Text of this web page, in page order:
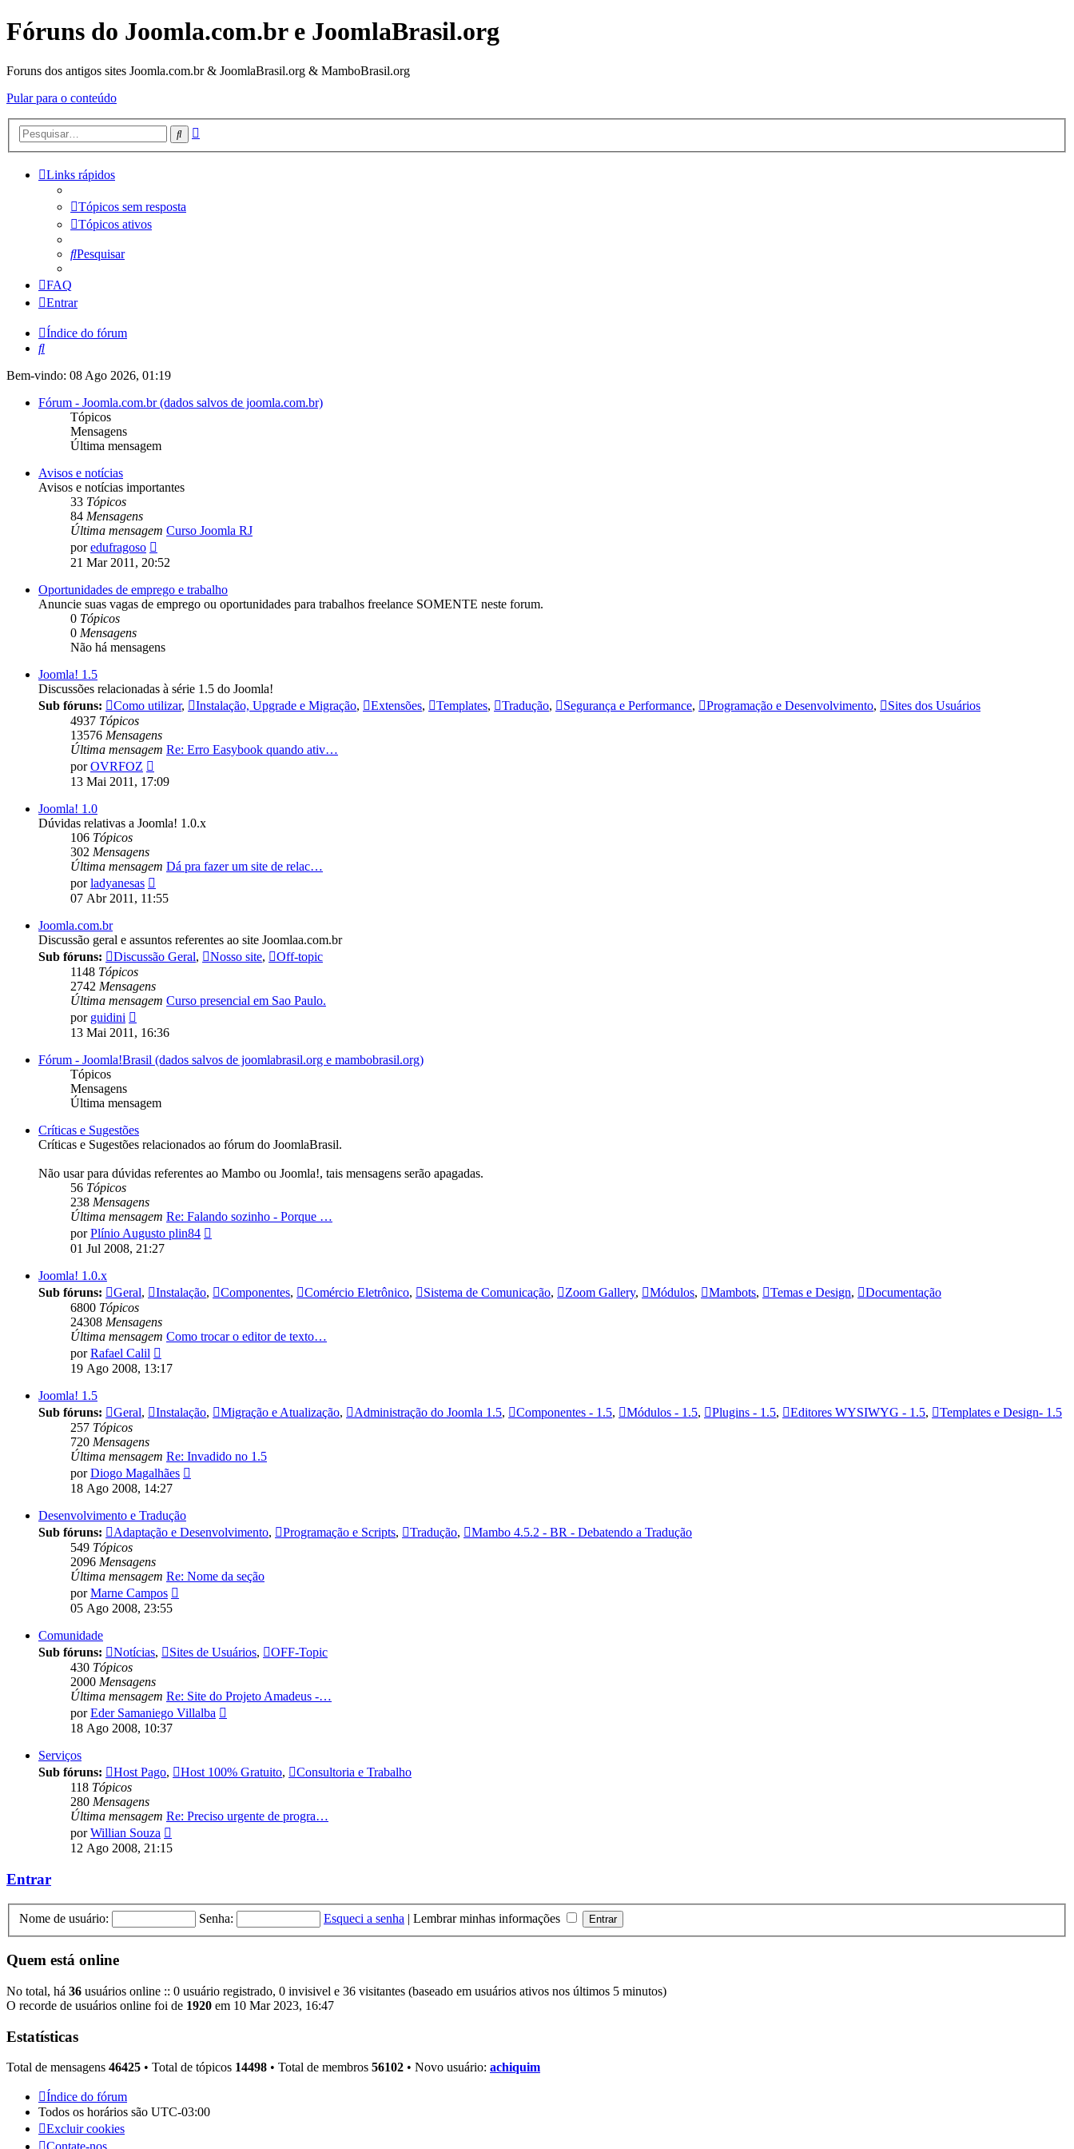
Fóruns do Joomla.com.br e JoomlaBrasil.org
Foruns dos antigos sites Joomla.com.br & JoomlaBrasil.org & MamboBrasil.org
Pular para o conteúdo
Pesquisar
Links rápidos
Tópicos sem resposta
Tópicos ativos
Pesquisar
FAQ
Entrar
Índice do fórum
Pesquisar
Bem-vindo: 08 Ago 2026, 01:19
Fórum - Joomla.com.br (dados salvos de joomla.com.br)
Tópicos
Mensagens
Última mensagem
Avisos e notícias
Avisos e notícias importantes
33 Tópicos
84 Mensagens
Última mensagem Curso Joomla RJ
poredufragoso
última
21 Mar 2011, 20:52
Oportunidades de emprego e trabalho
Anuncie suas vagas de emprego ou oportunidades para trabalhos freelance SOMENTE neste forum.
0 Tópicos
0 Mensagens
Não há mensagens
Joomla! 1.5
Discussões relacionadas à série 1.5 do Joomla!
Sub fóruns:
Como utilizar, Instalação, Upgrade e Migração, Extensões, Templates, Tradução, Segurança e Performance, Programação e Desenvolvimento,
Sites dos Usuários
4937 Tópicos
13576 Mensagens
Última mensagem Re: Erro Easybook quando ativ…
porOVRFOZ
última
13 Mai 2011, 17:09
Joomla! 1.0
Dúvidas relativas a Joomla! 1.0.x
106 Tópicos
302 Mensagens
Última mensagem Dá pra fazer um site de relac…
porladyanesas
última
07 Abr 2011, 11:55
Joomla.com.br
Discussão geral e assuntos referentes ao site Joomlaa.com.br
Sub fóruns:
Discussão Geral, Nosso site,
Off-topic
1148 Tópicos
2742 Mensagens
Última mensagem Curso presencial em Sao Paulo.
por guidini
última
13 Mai 2011, 16:36
Fórum - Joomla!Brasil (dados salvos de joomlabrasil.org e mambobrasil.org)
Tópicos
Mensagens
Última mensagem
Críticas e Sugestões
Críticas e Sugestões relacionados ao fórum do JoomlaBrasil.
Não usar para dúvidas referentes ao Mambo ou Joomla!, tais mensagens serão apagadas.
56 Tópicos
238 Mensagens
Última mensagem Re: Falando sozinho - Porque …
porPlínio Augusto plin84
01 Jul 2008, 21:27
Joomla! 1.0.x
Sub fóruns:
Geral, Instalação, Componentes, Comércio Eletrônico, Sistema de Comunicação, Zoom Gallery, Módulos, Mambots, Temas e Design,
Documentação
6800 Tópicos
24308 Mensagens
Última mensagem Como trocar o editor de texto…
porRafael Calil
última
19 Ago 2008, 13:17
Joomla! 1.5
Sub fóruns:
Geral, Instalação, Migração e Atualização, Administração do Joomla 1.5, Componentes - 1.5, Módulos - 1.5, Plugins - 1.5, Editores WYSIWYG - 1.5,
Templates e Design- 1.5
257 Tópicos
720 Mensagens
Última mensagem Re: Invadido no 1.5
porDiogo Magalhães
18 Ago 2008, 14:27
Desenvolvimento e Tradução
Sub fóruns:
Adaptação e Desenvolvimento, Programação e Scripts, Tradução,
Mambo 4.5.2 - BR - Debatendo a Tradução
549 Tópicos
2096 Mensagens
Última mensagem Re: Nome da seção
porMarne Campos
05 Ago 2008, 23:55
Comunidade
Sub fóruns:
Notícias, Sites de Usuários,
OFF-Topic
430 Tópicos
2000 Mensagens
Última mensagem Re: Site do Projeto Amadeus -…
porEder Samaniego Villalba
18 Ago 2008, 10:37
Serviços
Sub fóruns:
Host Pago, Host 100% Gratuito,
Consultoria e Trabalho
118 Tópicos
280 Mensagens
Última mensagem Re: Preciso urgente de progra…
porWillian Souza
última
12 Ago 2008, 21:15
Entrar
Nome de usuário: Senha: Esqueci a senha | Lembrar minhas informações
Quem está online
No total, há 36 usuários online :: 0 usuário registrado, 0 invisivel e 36 visitantes (baseado em usuários ativos nos últimos 5 minutos)
O recorde de usuários online foi de 1920 em 10 Mar 2023, 16:47
Estatísticas
Total de mensagens 46425 • Total de tópicos 14498 • Total de membros 56102 • Novo usuário: achiquim
Índice do fórum
Todos os horários são UTC-03:00
Excluir cookies